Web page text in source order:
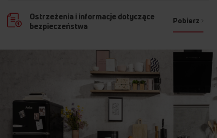
Ostrzeżenia i informacje dotyczące
bezpieczeństwa
Pobierz